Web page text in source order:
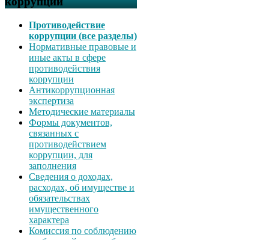
Противодействие
коррупции (все разделы)
Нормативные правовые и
иные акты в сфере
противодействия
коррупции
Антикоррупционная
экспертиза
Методические материалы
Формы документов,
связанных с
противодействием
коррупции, для
заполнения
Сведения о доходах,
расходах, об имуществе и
обязательствах
имущественного
характера
Комиссия по соблюдению